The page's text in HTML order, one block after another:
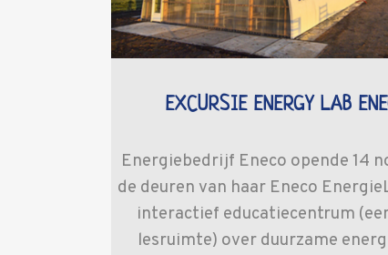
EXCURSIE ENERGY LAB
Energiebedrijf Eneco opende 14
de deuren van haar Eneco
interactief educatiecentrum
lesruimte) over duurzame